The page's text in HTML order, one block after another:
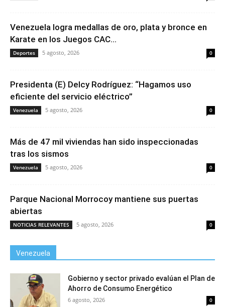
Venezuela logra medallas de oro, plata y bronce en
Karate en los Juegos CAC...
Deportes 5 agosto, 2026 0
Presidenta (E) Delcy Rodríguez: “Hagamos uso
eficiente del servicio eléctrico”
Venezuela 5 agosto, 2026 0
Más de 47 mil viviendas han sido inspeccionadas
tras los sismos
Venezuela 5 agosto, 2026 0
Parque Nacional Morrocoy mantiene sus puertas
abiertas
NOTICIAS RELEVANTES 5 agosto, 2026 0
Venezuela
Gobierno y sector privado evalúan el Plan de
Ahorro de Consumo Energético
6 agosto, 2026 0